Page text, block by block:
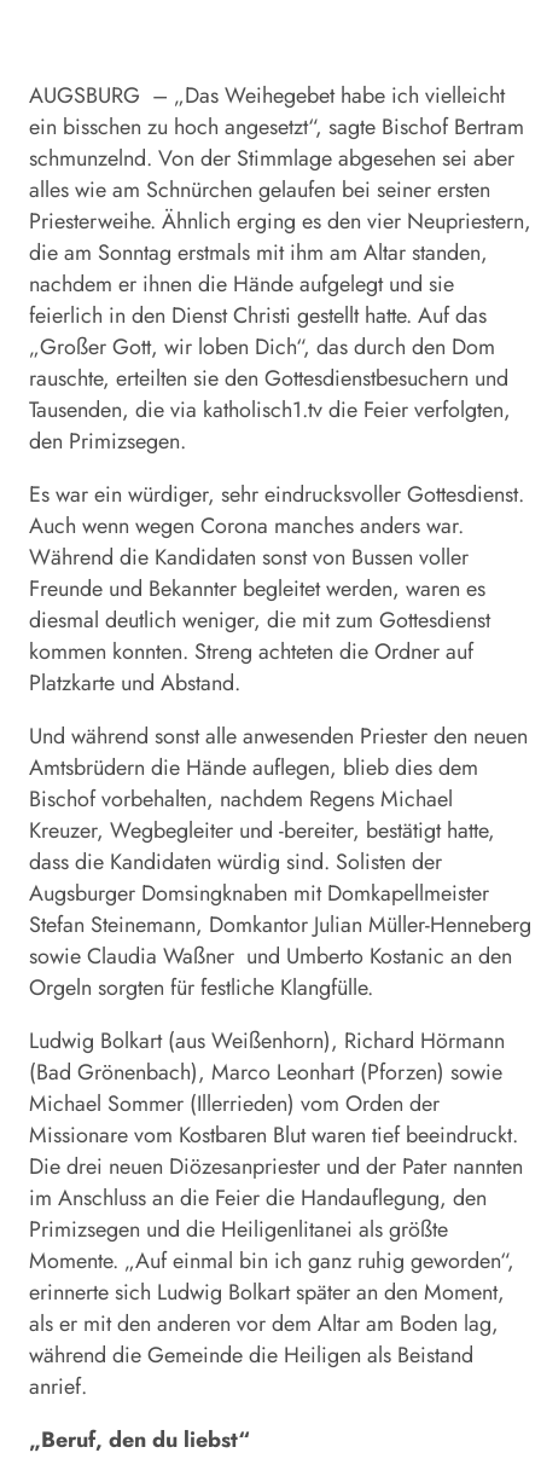
AUGSBURG – „Das Weihegebet habe ich vielleicht
ein bisschen zu hoch angesetzt“, sagte Bischof Bertram
schmunzelnd. Von der Stimmlage abgesehen sei aber
alles wie am Schnürchen gelaufen bei seiner ersten
Priesterweihe. Ähnlich erging es den vier Neupriestern,
die am Sonntag erstmals mit ihm am Altar standen,
nachdem er ihnen die Hände aufgelegt und sie
feierlich in den Dienst Christi gestellt hatte. Auf das
„Großer Gott, wir loben Dich“, das durch den Dom
rauschte, erteilten sie den Gottesdienstbesuchern und
Tausenden, die via katholisch1.tv die Feier verfolgten,
den Primizsegen.
Es war ein würdiger, sehr eindrucksvoller Gottesdienst.
Auch wenn wegen Corona manches anders war.
Während die Kandidaten sonst von Bussen voller
Freunde und Bekannter begleitet werden, waren es
diesmal deutlich weniger, die mit zum Gottesdienst
kommen konnten. Streng achteten die Ordner auf
Platzkarte und Abstand.
Und während sonst alle anwesenden Priester den neuen
Amtsbrüdern die Hände auflegen, blieb dies dem
Bischof vorbehalten, nachdem Regens Michael
Kreuzer, Weg­begleiter und -bereiter, bestätigt hatte,
dass die Kandidaten würdig sind. Solisten der
Augsburger Domsingknaben mit Domkapellmeister
Stefan Steinemann, Domkantor Julian Müller-Henneberg
sowie Claudia Waßner und Umberto Kostanic an den
Orgeln sorgten für festliche Klangfülle.
Ludwig Bolkart (aus Weißenhorn), Richard Hörmann
(Bad Grönenbach), Marco Leonhart (Pforzen) sowie
Michael Sommer (Illerrieden) vom Orden der
Missionare vom Kostbaren Blut waren tief beeindruckt.
Die drei neuen Diözesanpriester und der Pater nannten
im Anschluss an die Feier die Handauflegung, den
Primizsegen und die Heiligenlitanei als größte
Momente. „Auf einmal bin ich ganz ruhig geworden“,
erinnerte sich Ludwig Bolkart später an den Moment,
als er mit den anderen vor dem Altar am Boden lag,
während die Gemeinde die Heiligen als Beistand
anrief.
„Beruf, den du liebst“